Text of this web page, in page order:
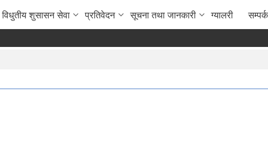
विधुतीय शुसासन सेवा प्रतिवेदन सूचना तथा जानकारी ग्यालरी सम्पर्क